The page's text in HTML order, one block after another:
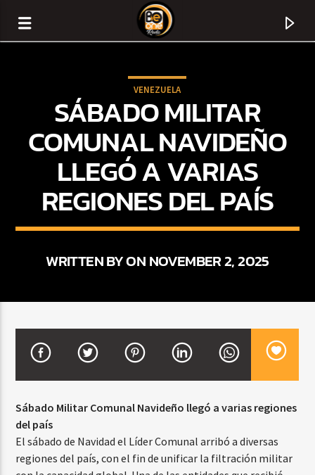
CURRENT TRACK
ARTIST
3:00 AM 6:00 AM
VENEZUELA
SÁBADO MILITAR
COMUNAL NAVIDEÑO
LLEGÓ A VARIAS
REGIONES DEL PAÍS
WRITTEN BY ON NOVEMBER 2, 2025
Sábado Militar Comunal Navideño llegó a varias regiones
del país
El sábado de Navidad el Líder Comunal arribó a diversas
regiones del país, con el fin de unificar la filtración militar